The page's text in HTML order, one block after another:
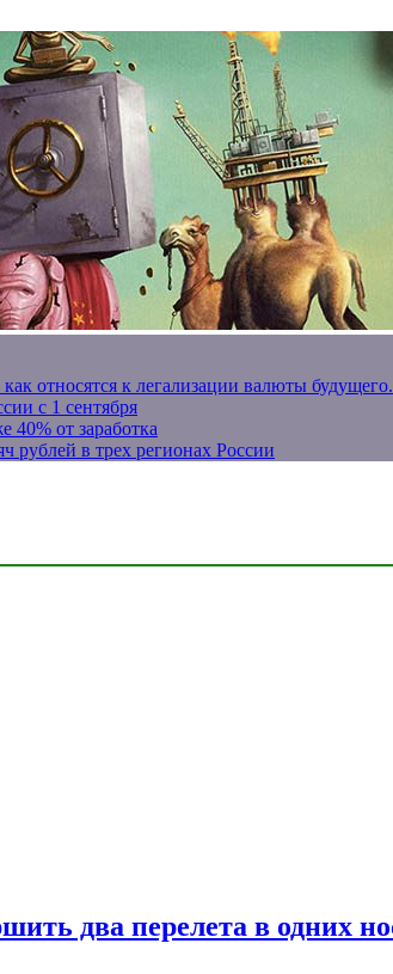
относятся к легализации валюты
с 1 сентября
от заработка
рублей в трех регионах России
два перелета в одних